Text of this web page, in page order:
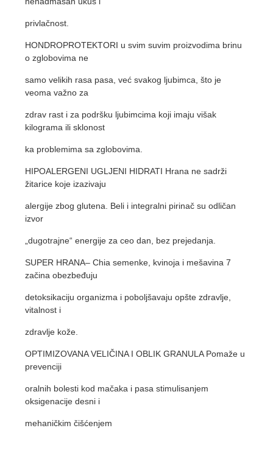
privlačnost.
HONDROPROTEKTORI u svim suvim proizvodima brinu
o zglobovima ne
samo velikih rasa pasa, već svakog ljubimca, što je
veoma važno za
zdrav rast i za podršku ljubimcima koji imaju višak
kilograma ili sklonost
ka problemima sa zglobovima.
HIPOALERGENI UGLJENI HIDRATI Hrana ne sadrži
žitarice koje izazivaju
alergije zbog glutena. Beli i integralni pirinač su odličan
izvor
„dugotrajne“ energije za ceo dan, bez prejedanja.
SUPER HRANA– Chia semenke, kvinoja i mešavina 7
začina obezbeđuju
detoksikaciju organizma i poboljšavaju opšte zdravlje,
vitalnost i
zdravlje kože.
OPTIMIZOVANA VELIČINA I OBLIK GRANULA Pomaže u
prevenciji
oralnih bolesti kod mačaka i pasa stimulisanjem
oksigenacije desni i
mehaničkim čišćenjem